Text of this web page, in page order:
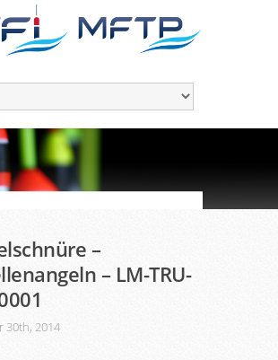
–
– LM-TRU-
30th, 2014